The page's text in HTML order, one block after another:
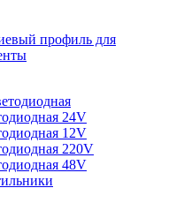
профиль для
24V
12V
220V
48V